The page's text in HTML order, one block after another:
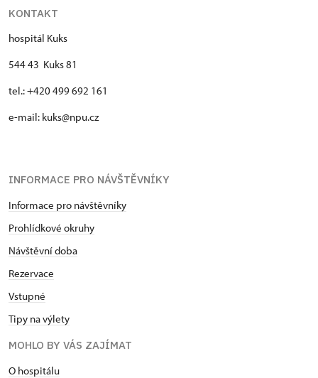
KONTAKT
hospitál Kuks
544 43 Kuks 81
tel.: +420 499 692 161
e-mail: kuks@npu.cz
INFORMACE PRO NÁVŠTĚVNÍKY
Informace pro návštěvníky
Prohlídkové okruhy
Návštěvní doba
Rezervace
Vstupné
Tipy na výlety
MOHLO BY VÁS ZAJÍMAT
O hospitálu